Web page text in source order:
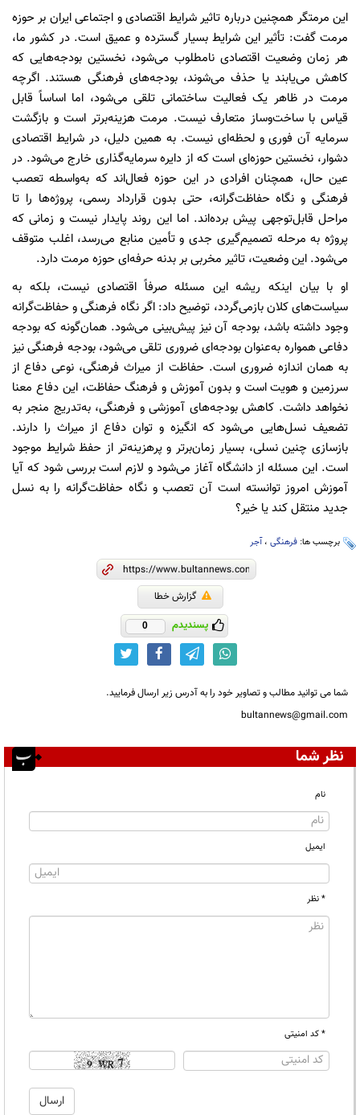
این مرمتگر همچنین درباره تاثیر شرایط اقتصادی و اجتماعی ایران بر حوزه
مرمت گفت: تأثیر این شرایط بسیار گسترده و عمیق است. در کشور ما،
هر زمان وضعیت اقتصادی نامطلوب می‌شود، نخستین بودجه‌هایی که
کاهش می‌یابند یا حذف می‌شوند، بودجه‌های فرهنگی هستند. اگرچه
مرمت در ظاهر یک فعالیت ساختمانی تلقی می‌شود، اما اساساً قابل
قیاس با ساخت‌وساز متعارف نیست. مرمت هزینه‌برتر است و بازگشت
سرمایه آن فوری و لحظه‌ای نیست. به همین دلیل، در شرایط اقتصادی
دشوار، نخستین حوزه‌ای است که از دایره سرمایه‌گذاری خارج می‌شود. در
عین حال، همچنان افرادی در این حوزه فعال‌اند که به‌واسطه تعصب
فرهنگی و نگاه حفاظت‌گرانه، حتی بدون قرارداد رسمی، پروژه‌ها را تا
مراحل قابل‌توجهی پیش برده‌اند. اما این روند پایدار نیست و زمانی که
پروژه به مرحله تصمیم‌گیری جدی و تأمین منابع می‌رسد، اغلب متوقف
می‌شود. این وضعیت، تاثیر مخربی بر بدنه حرفه‌ای حوزه مرمت دارد.
او با بیان اینکه ریشه این مسئله صرفاً اقتصادی نیست، بلکه به
سیاست‌های کلان بازمی‌گردد، توضیح داد: اگر نگاه فرهنگی و حفاظت‌گرانه
وجود داشته باشد، بودجه آن نیز پیش‌بینی می‌شود. همان‌گونه که بودجه
دفاعی همواره به‌عنوان بودجه‌ای ضروری تلقی می‌شود، بودجه فرهنگی نیز
به همان اندازه ضروری است. حفاظت از میراث فرهنگی، نوعی دفاع از
سرزمین و هویت است و بدون آموزش و فرهنگ حفاظت، این دفاع معنا
نخواهد داشت. کاهش بودجه‌های آموزشی و فرهنگی، به‌تدریج منجر به
تضعیف نسل‌هایی می‌شود که انگیزه و توان دفاع از میراث را دارند.
بازسازی چنین نسلی، بسیار زمان‌برتر و پرهزینه‌تر از حفظ شرایط موجود
است. این مسئله از دانشگاه آغاز می‌شود و لازم است بررسی شود که آیا
آموزش امروز توانسته است آن تعصب و نگاه حفاظت‌گرانه را به نسل
جدید منتقل کند یا خیر؟
برچسب ها: فرهنگی ،آجر
گزارش خطا
پسندیدم 0
شما می توانید مطالب و تصاویر خود را به آدرس زیر ارسال فرمایید.
bultannews@gmail.com
نظر شما
نام
ایمیل
* نظر
* کد امنیتی